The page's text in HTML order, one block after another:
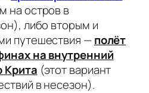
на остров в
либо вторым и
путешествия —полёт
на внутренний
Крита (этот вариант
в несезон).